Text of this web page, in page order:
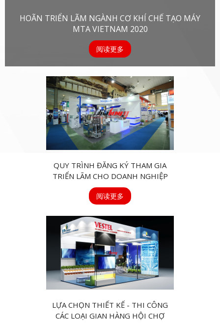
HOÃN TRIỂN LÃM NGÀNH CƠ KHÍ CHẾ TẠO MÁY
MTA VIETNAM 2020
阅读更多
QUY TRÌNH ĐĂNG KÝ THAM GIA
TRIỂN LÃM CHO DOANH NGHIỆP
阅读更多
LỰA CHỌN THIẾT KẾ - THI CÔNG
CÁC LOẠI GIAN HÀNG HỘI CHỢ